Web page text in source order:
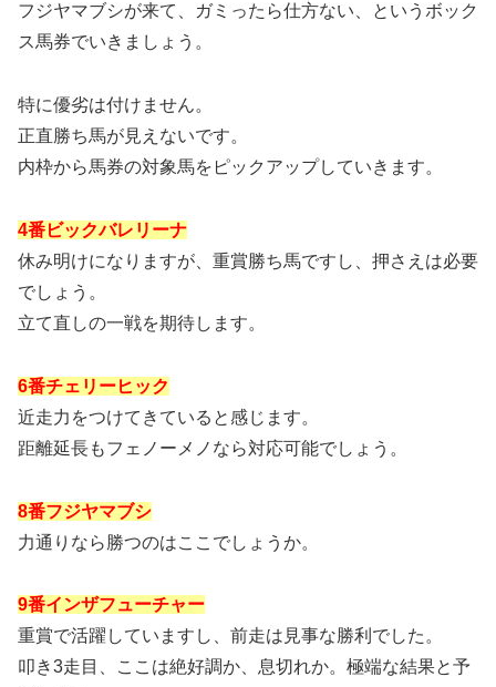
フジヤマブシが来て、ガミったら仕方ない、というボック
ス馬券でいきましょう。
特に優劣は付けません。
正直勝ち馬が見えないです。
内枠から馬券の対象馬をピックアップしていきます。
4番ビックバレリーナ
休み明けになりますが、重賞勝ち馬ですし、押さえは必要
でしょう。
立て直しの一戦を期待します。
6番チェリーヒック
近走力をつけてきていると感じます。
距離延長もフェノーメノなら対応可能でしょう。
8番フジヤマブシ
力通りなら勝つのはここでしょうか。
9番インザフューチャー
重賞で活躍していますし、前走は見事な勝利でした。
叩き3走目、ここは絶好調か、息切れか。極端な結果と予